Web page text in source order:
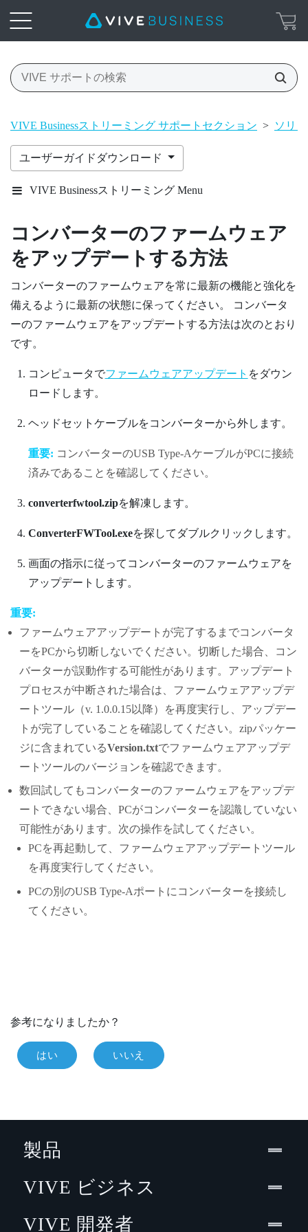
VIVE Businessストリーミング サポートセクション > ソリ
ユーザーガイドダウンロード
VIVE Businessストリーミング Menu
コンバーターのファームウェア
をアップデートする方法
コンバーターのファームウェアを常に最新の機能と強化を
備えるように最新の状態に保ってください。 コンバータ
ーのファームウェアをアップデートする方法は次のとおり
です。
コンピュータでファームウェアアップデート をダウン
ロードします。
ヘッドセットケーブルをコンバーターから外します。
重要: コンバーターのUSB Type-AケーブルがPCに接続
済みであることを確認してください。
converterfwtool.zipを解凍します。
ConverterFWTool.exeを探してダブルクリックします。
画面の指示に従ってコンバーターのファームウェアを
アップデートします。
重要:
ファームウェアアップデートが完了するまでコンバータ
ーをPCから切断しないでください。切断した場合、コン
バーターが誤動作する可能性があります。アップデート
プロセスが中断された場合は、ファームウェアアップデ
ートツール（v. 1.0.0.15以降）を再度実行し、アップデー
トが完了していることを確認してください。zipパッケー
ジに含まれているVersion.txtでファームウェアアップデ
ートツールのバージョンを確認できます。
数回試してもコンバーターのファームウェアをアップデ
ートできない場合、PCがコンバーターを認識していない
可能性があります。次の操作を試してください。
PCを再起動して、ファームウェアアップデートツール
を再度実行してください。
PCの別のUSB Type-Aポートにコンバーターを接続し
てください。
参考になりましたか？
はい いいえ
製品
VIVE ビジネス
VIVE 開発者